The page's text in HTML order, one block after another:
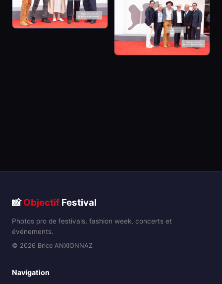
📸Objectif Festival
Photos pro de festivals, fashion week, concerts et
événements.
© 2026 Brice ANXIONNAZ
Navigation